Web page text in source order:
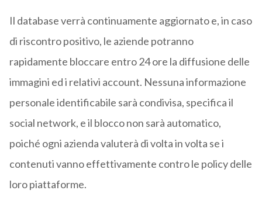
Il database verrà continuamente aggiornato e, in caso
di riscontro positivo, le aziende potranno
rapidamente bloccare entro 24 ore la diffusione delle
immagini ed i relativi account. Nessuna informazione
personale identificabile sarà condivisa, specifica il
social network, e il blocco non sarà automatico,
poiché ogni azienda valuterà di volta in volta se i
contenuti vanno effettivamente contro le policy delle
loro piattaforme.